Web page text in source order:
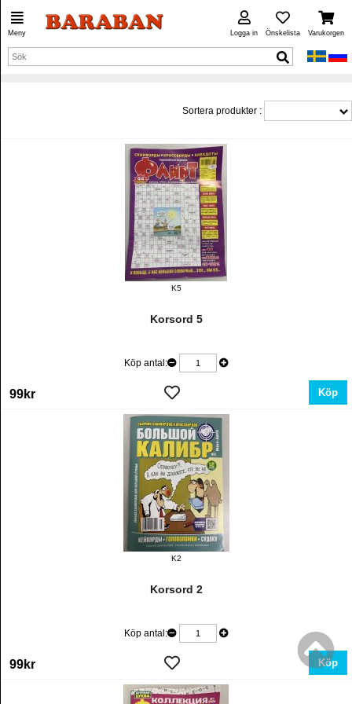
Meny Logga in Önskelista Varukorgen
Sortera produkter :
K5
Korsord 5
Köp antal:
99kr Köp
K2
Korsord 2
Köp antal:
99kr Köp